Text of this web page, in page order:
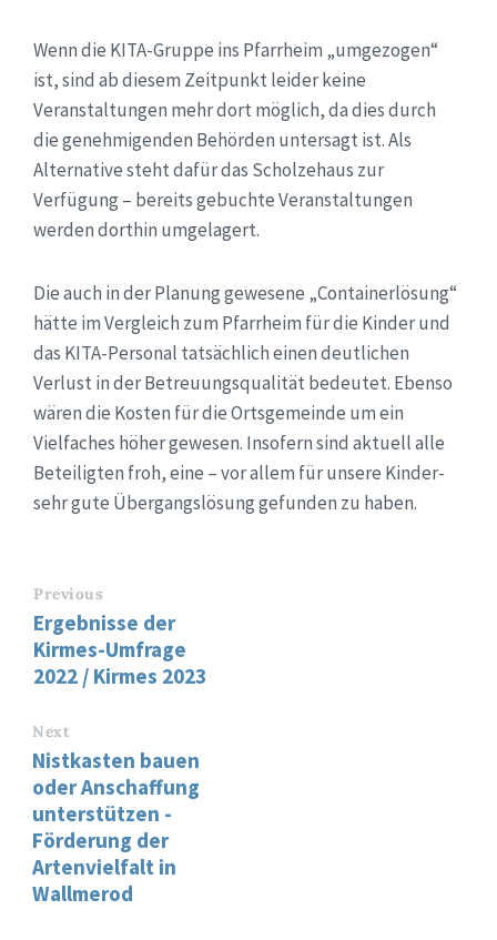
Wenn die KITA-Gruppe ins Pfarrheim „umgezogen“
ist, sind ab diesem Zeitpunkt leider keine
Veranstaltungen mehr dort möglich, da dies durch
die genehmigenden Behörden untersagt ist. Als
Alternative steht dafür das Scholzehaus zur
Verfügung – bereits gebuchte Veranstaltungen
werden dorthin umgelagert.
Die auch in der Planung gewesene „Containerlösung“
hätte im Vergleich zum Pfarrheim für die Kinder und
das KITA-Personal tatsächlich einen deutlichen
Verlust in der Betreuungsqualität bedeutet. Ebenso
wären die Kosten für die Ortsgemeinde um ein
Vielfaches höher gewesen. Insofern sind aktuell alle
Beteiligten froh, eine – vor allem für unsere Kinder-
sehr gute Übergangslösung gefunden zu haben.
Previous
Ergebnisse der
Kirmes-Umfrage
2022 / Kirmes 2023
Next
Nistkasten bauen
oder Anschaffung
unterstützen -
Förderung der
Artenvielfalt in
Wallmerod